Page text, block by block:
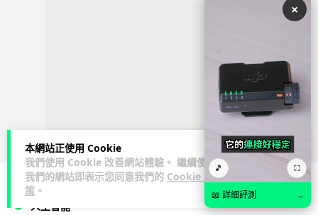
本網站正使用 Cookie
我們使用 Cookie 改善網站體驗。 繼續使用
我們的網站即表示您同意我們的 Cookie 政
策 。
人工智能
×
🎵 ⛶
📖 詳細評測 →